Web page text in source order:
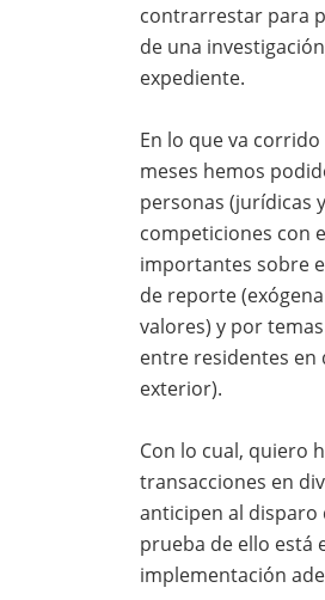
contrarrestar para
de una
expediente.
En lo que va
meses hemos
personas (jurídicas
competiciones con
importantes sobre
de reporte
valores) y por
entre residentes en
exterior).
Con lo cual, quiero
transacciones en
anticipen al disparo
prueba de ello está
implementación